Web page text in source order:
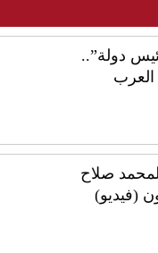
دولة”..
العرب
صلاح
(فيديو)